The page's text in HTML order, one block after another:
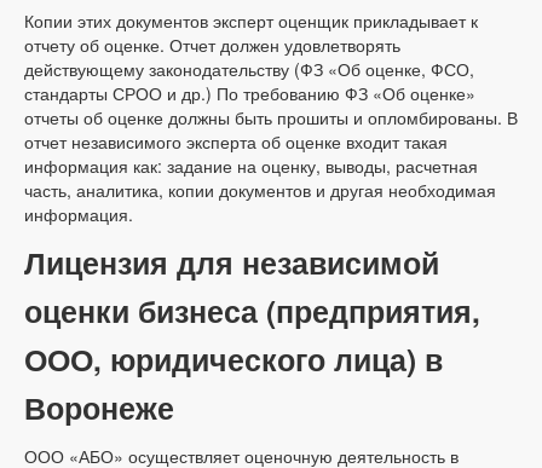
Копии этих документов эксперт оценщик прикладывает к
отчету об оценке. Отчет должен удовлетворять
действующему законодательству (ФЗ «Об оценке, ФСО,
стандарты СРОО и др.) По требованию ФЗ «Об оценке»
отчеты об оценке должны быть прошиты и опломбированы. В
отчет независимого эксперта об оценке входит такая
информация как: задание на оценку, выводы, расчетная
часть, аналитика, копии документов и другая необходимая
информация.
Лицензия для независимой
оценки бизнеса (предприятия,
ООО, юридического лица) в
Воронеже
ООО «АБО» осуществляет оценочную деятельность в